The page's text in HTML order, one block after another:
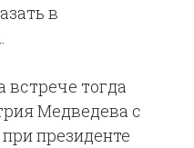
в
встрече тогда
Медведева с
президенте